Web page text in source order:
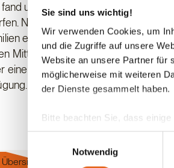
Sie sind uns wichtig!
Wir verwenden Cookies, um
und die Zugriffe auf unsere
Website an unsere Partner für
möglicherweise mit weiteren
der Dienste gesammelt haben.
Bitte beachten Sie, dass
anderes Datenschutzniveau
Übereinstimmung mit den
Notwendig
unser erster Bauherrentag für
Nach ein paar
einen Einblick in die Produktion
Mittagessen in unserem Café
eine Besichtigung durch das